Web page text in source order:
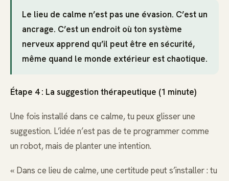
Le lieu de calme n’est pas une évasion. C’est un
ancrage. C’est un endroit où ton système
nerveux apprend qu’il peut être en sécurité,
même quand le monde extérieur est chaotique.
Étape 4 : La suggestion thérapeutique (1 minute)
Une fois installé dans ce calme, tu peux glisser une
suggestion. L’idée n’est pas de te programmer comme
un robot, mais de planter une intention.
« Dans ce lieu de calme, une certitude peut s’installer : tu